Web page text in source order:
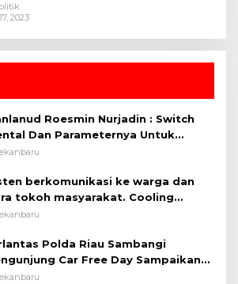
2023
Roesmin Nurjadin : Switch
Dan Parameternya Untuk
✈
berkomunikasi ke warga dan
tokoh masyarakat. Cooling
OMP LK ²024 Polsek Rumbai,
Memelihara dan Menjaga
Kondusif
Polda Riau Sambangi
Car Free Day Sampaikan
Edukasi Kamtibmas &